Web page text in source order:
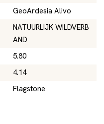
GeoArdesia Alivo
NATUURLIJK WILDVERB
AND
5.80
4.14
Flagstone